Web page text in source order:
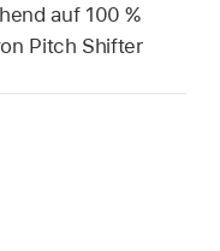
auf 100 %
Pitch Shifter